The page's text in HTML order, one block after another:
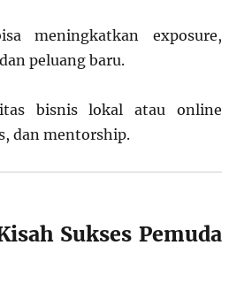
meningkatkan exposure,
peluang baru.
bisnis lokal atau online
dan mentorship.
Sukses Pemuda